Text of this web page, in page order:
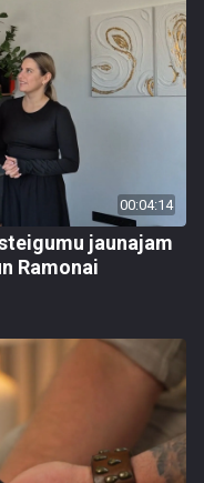
00:04:14
jaunajam
Ramonai